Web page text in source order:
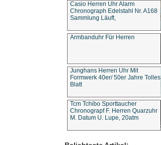
Casio Herren Uhr Alarm
Chronograph Edelstahl Nr. A168
Sammlung Läuft,
Armbanduhr Für Herren
Junghans Herren Uhr Mit
Formwerk 40er/ 50er Jahre Tolles
Blatt
Tcm Tchibo Sporttaucher
Chronograpf F. Herren Quarzuhr
M. Datum U. Lupe, 20atm